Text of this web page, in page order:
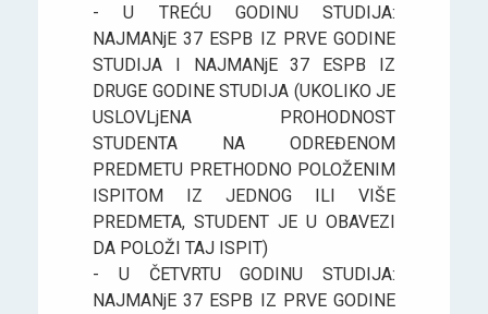
- U TREĆU GODINU STUDIJA:
NAJMANjE 37 ESPB IZ PRVE GODINE
STUDIJA I NAJMANjE 37 ESPB IZ
DRUGE GODINE STUDIJA (UKOLIKO JE
USLOVLjENA PROHODNOST
STUDENTA NA ODREĐENOM
PREDMETU PRETHODNO POLOŽENIM
ISPITOM IZ JEDNOG ILI VIŠE
PREDMETA, STUDENT JE U OBAVEZI
DA POLOŽI TAJ ISPIT)
- U ČETVRTU GODINU STUDIJA:
NAJMANjE 37 ESPB IZ PRVE GODINE